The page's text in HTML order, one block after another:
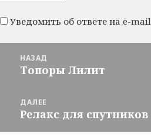
Уведомить об ответе на e-mail
записям
НАЗАД
Предыдущая
Топоры Лилит
ДАЛЕЕ
Следующая
запись:
Релакс для спутников